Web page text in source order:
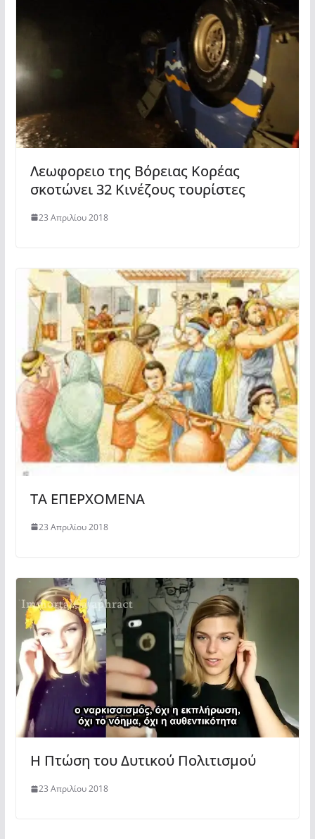
Λεωφορειο της Βόρειας Κορέας
σκοτώνει 32 Κινέζους τουρίστες
23 Απριλίου 2018
ΤΑ ΕΠΕΡΧΟΜΕΝΑ
23 Απριλίου 2018
Η Πτώση του Δυτικού Πολιτισμού
23 Απριλίου 2018